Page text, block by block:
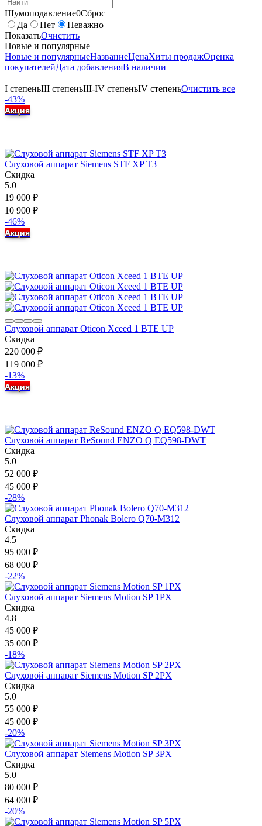
Шумоподавление0Сброс
Да
Нет
Неважно
ПоказатьОчистить
Новые и популярные
Новые и популярныеНазваниеЦенаХиты продажОценка
покупателейДата добавленияВ наличии
I степеньIII степеньIII-IV степеньIV степеньОчистить все
-43%
Акция
Слуховой аппарат Siemens STF XP T3
Скидка
5.0
19 000 ₽
10 900 ₽
-46%
Акция
Слуховой аппарат Oticon Xceed 1 BTE UP
Скидка
220 000 ₽
119 000 ₽
-13%
Акция
Слуховой аппарат ReSound ENZO Q EQ598-DWT
Скидка
5.0
52 000 ₽
45 000 ₽
-28%
Слуховой аппарат Phonak Bolero Q70-M312
Скидка
4.5
95 000 ₽
68 000 ₽
-22%
Слуховой аппарат Siemens Motion SP 1PX
Скидка
4.8
45 000 ₽
35 000 ₽
-18%
Слуховой аппарат Siemens Motion SP 2PX
Скидка
5.0
55 000 ₽
45 000 ₽
-20%
Слуховой аппарат Siemens Motion SP 3PX
Скидка
5.0
80 000 ₽
64 000 ₽
-20%